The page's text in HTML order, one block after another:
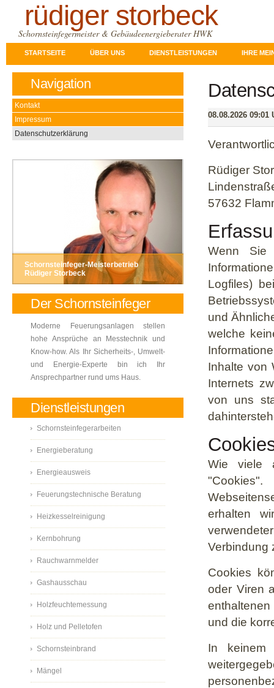
rüdiger storbeck
Schornsteinfegermeister & Gebäudeenergieberater HWK
STARTSEITE ÜBER UNS DIENSTLEISTUNGEN IHRE
08.08.2026 09:01
Rüdiger
57632
Wenn Sie
Logfiles)
und
welche
Inhalte von
Internets
von uns
Wie viele
erhalten
Verbindung
Cookies
oder Viren
und die
In keinem
Navigation
Kontakt
Impressum
Datenschutzerklärung
Schornsteinfeger-Meisterbetrieb
Rüdiger Storbeck
Der Schornsteinfeger
Moderne Feuerungsanlagen stellen
hohe Ansprüche an Messtechnik und
Know-how. Als Ihr Sicherheits-, Umwelt-
und Energie-Experte bin ich Ihr
Ansprechpartner rund ums Haus.
Dienstleistungen
Schornsteinfegerarbeiten
Energieberatung
Energieausweis
Feuerungstechnische Beratung
Heizkesselreinigung
Kernbohrung
Rauchwarnmelder
Gashausschau
Holzfeuchtemessung
Holz und Pelletofen
Schornsteinbrand
Mängel